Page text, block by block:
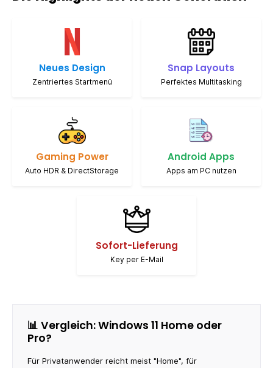
mobilen Lieblings-Apps direkt auf dem PC (via Amazon
Appstore). Holen Sie sich jetzt Windows 11 Home für das
Neues Design
Zentriertes Startmenü
Snap Layouts
Perfektes Multitasking
Gaming Power
Auto HDR & DirectStorage
Android Apps
Apps am PC nutzen
Sofort-Lieferung
Key per E-Mail
📊 Vergleich: Windows 11 Home oder
Pro?
Für Privatanwender reicht meist "Home", für